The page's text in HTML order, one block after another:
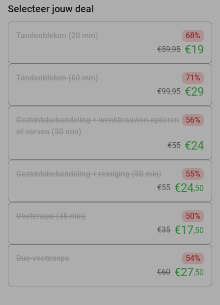
Selecteer jouw deal
Tandenbleken (20 min)
68%
€59,95 €19
Tandenbleken (60 min)
71%
€99,95 €29
Gezichtsbehandeling + wenkbrauwen epileren
of verven (50 min)
56%
€55 €24
Gezichtsbehandeling + reiniging (50 min)
55%
€55 €24,50
Voetenspa (45 min)
50%
€35 €17,50
Duo-voetenspa
54%
€60 €27,50